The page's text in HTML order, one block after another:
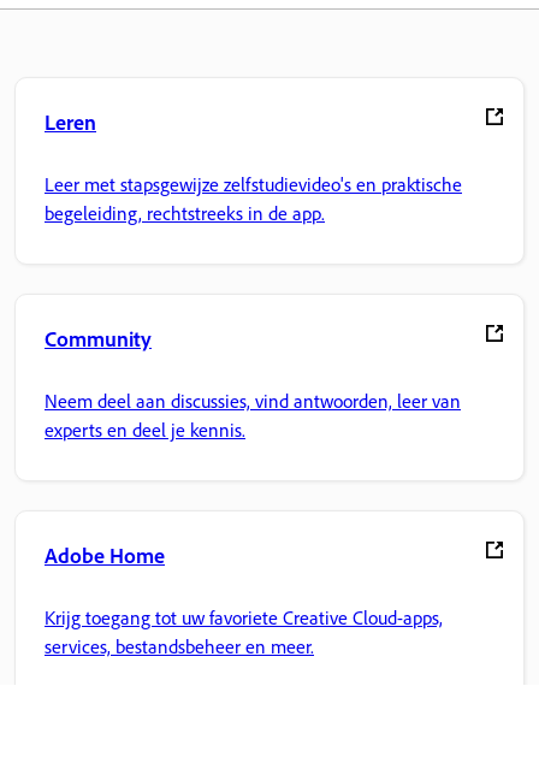
Leren
Leer met stapsgewijze zelfstudievideo's en praktische
begeleiding, rechtstreeks in de app.
Community
Neem deel aan discussies, vind antwoorden, leer van
experts en deel je kennis.
Adobe Home
Krijg toegang tot uw favoriete Creative Cloud-apps,
services, bestandsbeheer en meer.